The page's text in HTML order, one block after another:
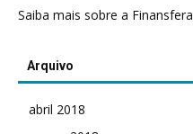
Saiba mais sobre a Finansfera
Arquivo
abril 2018